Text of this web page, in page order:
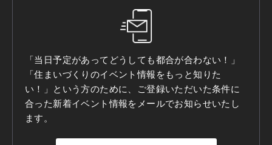
「当日予定があってどうしても都合が合わない！」
「住まいづくりのイベント情報をもっと知りた
い！」という方のために、ご登録いただいた条件に
合った新着イベント情報をメールでお知らせいたし
ます。